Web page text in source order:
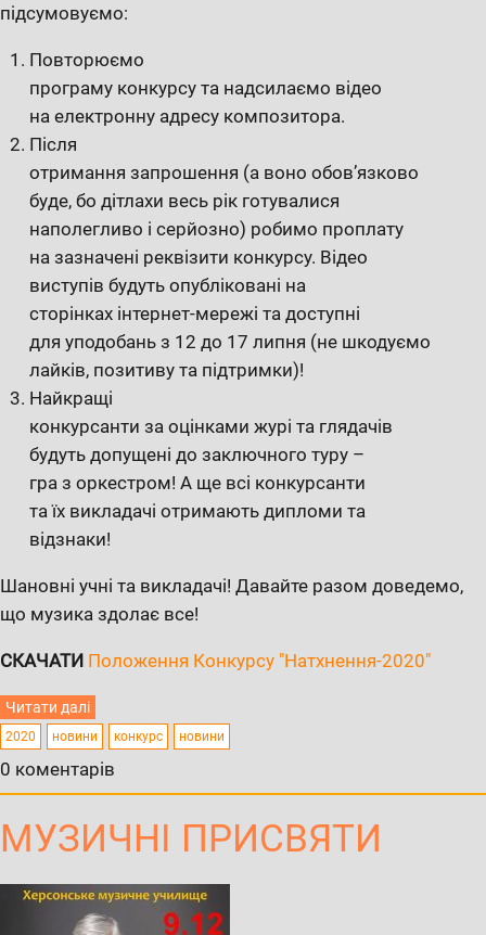
підсумовуємо:
Повторюємо
програму конкурсу та надсилаємо відео
на електронну адресу композитора.
Після
отримання запрошення (а воно обов’язково
буде, бо дітлахи весь рік готувалися
наполегливо і серйозно) робимо проплату
на зазначені реквізити конкурсу. Відео
виступів будуть опубліковані на
сторінках інтернет-мережі та доступні
для уподобань з 12 до 17 липня (не шкодуємо
лайків, позитиву та підтримки)!
Найкращі
конкурсанти за оцінками журі та глядачів
будуть допущені до заключного туру –
гра з оркестром! А ще всі конкурсанти
та їх викладачі отримають дипломи та
відзнаки!
Шановні учні та викладачі! Давайте разом доведемо,
що музика здолає все!
СКАЧАТИ Положення Конкурсу "Натхнення-2020"
Читати далі
2020 новини конкурс новини
0 коментарів
МУЗИЧНІ ПРИСВЯТИ